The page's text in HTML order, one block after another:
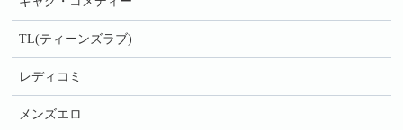
TL(ティーンズラブ)
レディコミ
メンズエロ